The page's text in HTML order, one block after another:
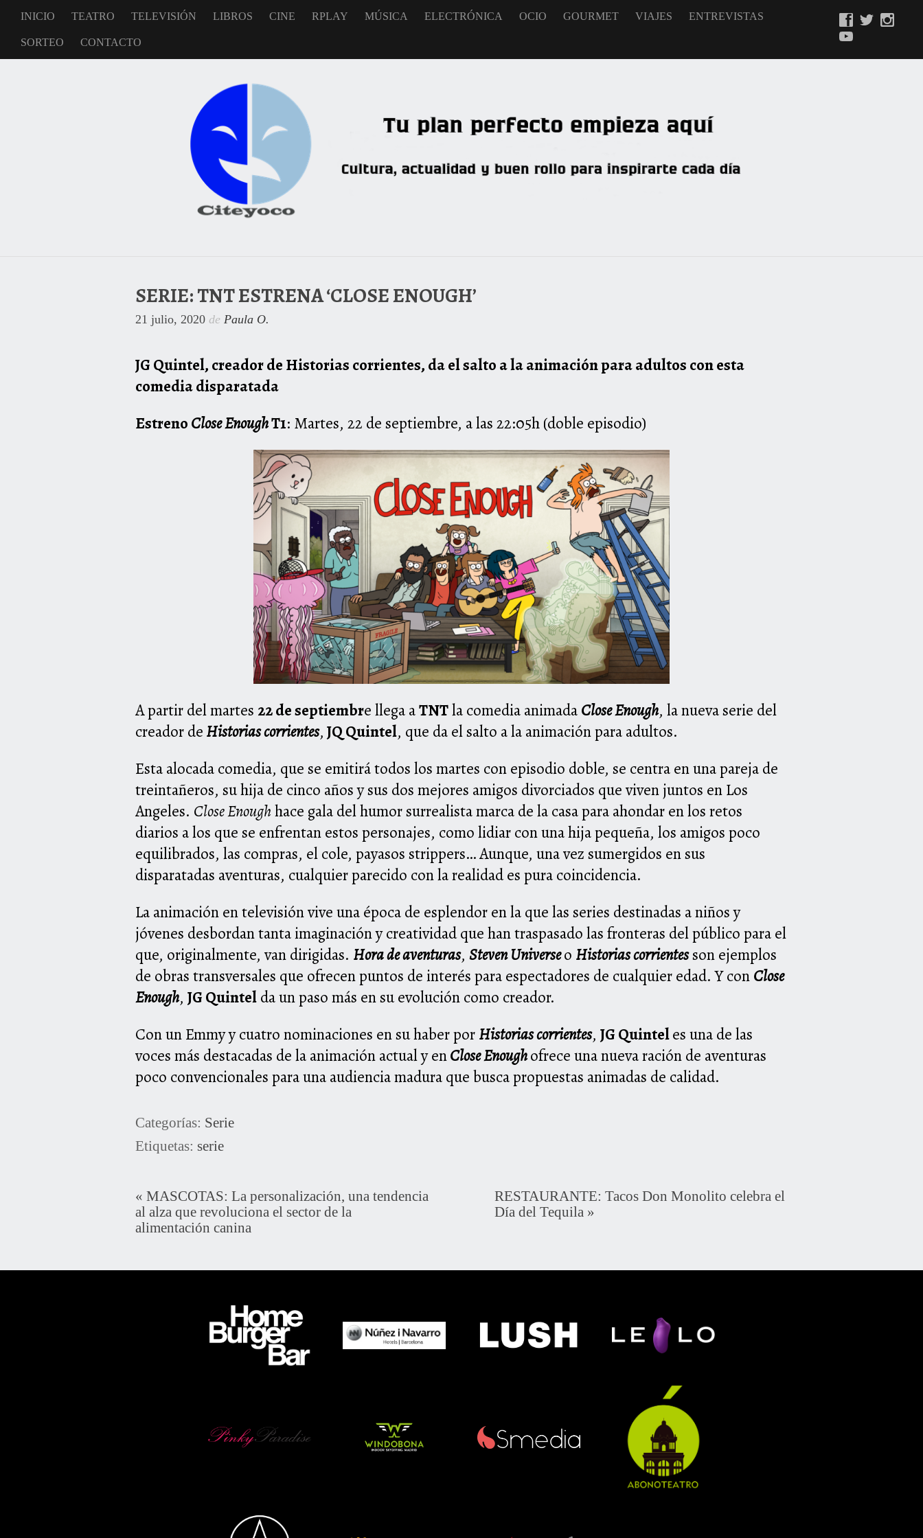
INICIO TEATRO TELEVISIÓN LIBROS CINE RPLAY MÚSICA ELECTRÓNICA OCIO GOURMET VIAJES ENTREVISTAS
SORTEO CONTACTO
SERIE: TNT ESTRENA ‘CLOSE ENOUGH’
21 julio, 2020 de Paula O.
JG Quintel, creador de Historias corrientes, da el salto a la animación para adultos con esta
comedia disparatada
EstrenoClose EnoughT1: Martes, 22 de septiembre, a las 22:05h (doble episodio)
A partir del martes 22 de septiembre llega aTNTla comedia animadaClose Enough, la nueva serie del
creador deHistorias corrientes,JQ Quintel, que da el salto a la animación para adultos.
Esta alocada comedia, que se emitirá todos los martes con episodio doble, se centra en una pareja de
treintañeros, su hija de cinco años y sus dos mejores amigos divorciados que viven juntos en Los
Angeles. Close Enoughhace gala del humor surrealista marca de la casa para ahondar en los retos
diarios a los que se enfrentan estos personajes, como lidiar con una hija pequeña, los amigos poco
equilibrados, las compras, el cole, payasos strippers… Aunque, una vez sumergidos en sus
disparatadas aventuras, cualquier parecido con la realidad es pura coincidencia.
La animación en televisión vive una época de esplendor en la que las series destinadas a niños y
jóvenes desbordan tanta imaginación y creatividad que han traspasado las fronteras del público para el
que, originalmente, van dirigidas. Hora de aventuras, Steven Universeo Historias corrientesson ejemplos
de obras transversales que ofrecen puntos de interés para espectadores de cualquier edad. Y conClose
Enough, JG Quintelda un paso más en su evolución como creador.
Con un Emmy y cuatro nominaciones en su haber porHistorias corrientes, JG Quinteles una de las
voces más destacadas de la animación actual y enClose Enoughofrece una nueva ración de aventuras
poco convencionales para una audiencia madura que busca propuestas animadas de calidad.
Categorías: Serie
Etiquetas: serie
« MASCOTAS: La personalización, una tendencia
al alza que revoluciona el sector de la
alimentación canina
RESTAURANTE: Tacos Don Monolito celebra el
Día del Tequila »